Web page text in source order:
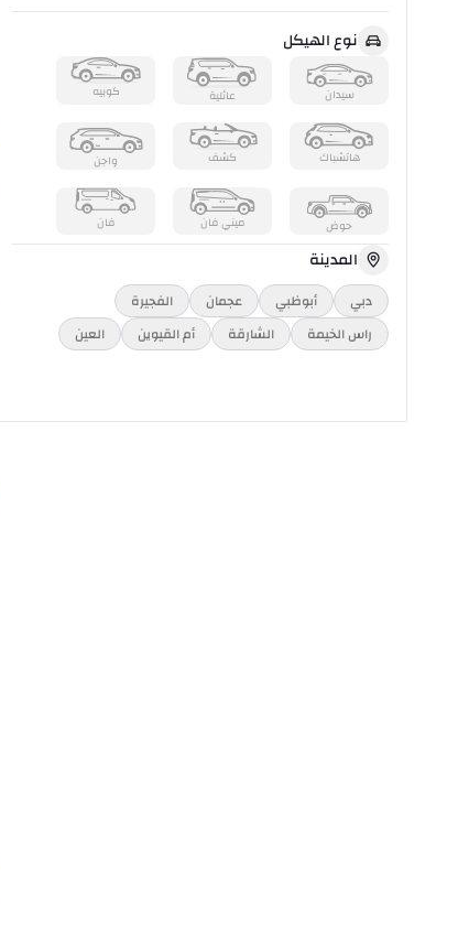
نوع الهيكل
سيدان عائلية كوبيه
هاتشباك كشف واجن
حوض ميني فان فان
المدينة
دبي أبوظبي عجمان
الفجيرة
راس الخیمة
الشارقة أم القيوين العين